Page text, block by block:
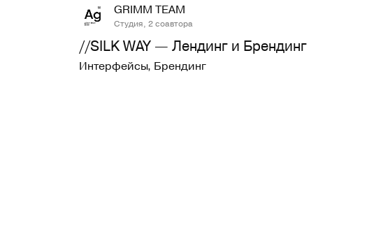
GRIMM TEAM
Студия, 2 соавтора
//SILK WAY — Лендинг и Брендинг
Интерфейсы, Брендинг